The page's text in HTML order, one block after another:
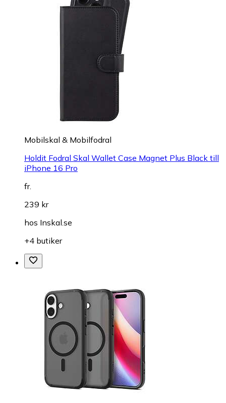
Mobilskal & Mobilfodral
Holdit Fodral Skal Wallet Case Magnet Plus Black till
iPhone 16 Pro
fr.
239 kr
hos Inskal.se
+4 butiker